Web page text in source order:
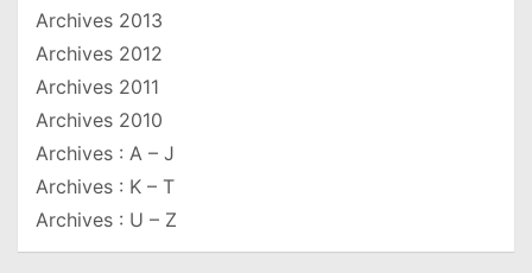
Archives 2013
Archives 2012
Archives 2011
Archives 2010
Archives : A – J
Archives : K – T
Archives : U – Z